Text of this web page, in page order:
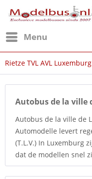
Menu
Rietze TVL AVL Luxemburg
Autobus de la ville
Autobus de la ville de
Automodelle levert
(T.L.V.) In Luxemburg
dat de modellen snel